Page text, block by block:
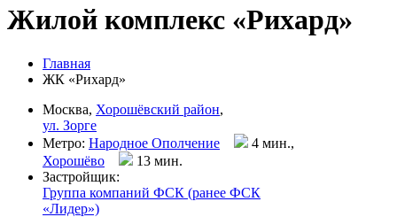
Жилой комплекс «Рихард»
Главная
ЖК «Рихард»
Москва, Хорошёвский район,
ул. Зорге
Метро: Народное Ополчение
4 мин.,
Хорошёво
13 мин.
Застройщик:
Группа компаний ФСК (ранее ФСК
«Лидер»)